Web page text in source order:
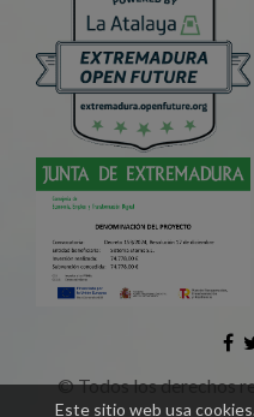
©Todos los derechos
Este sitio web usa